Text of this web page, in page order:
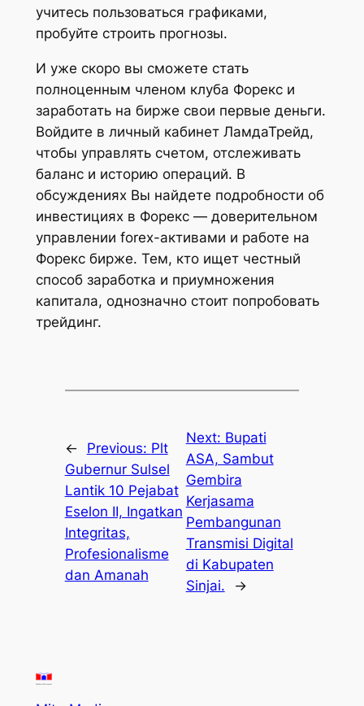
учитесь пользоваться графиками,
пробуйте строить прогнозы.
И уже скоро вы сможете стать
полноценным членом клуба Форекс и
заработать на бирже свои первые деньги.
Войдите в личный кабинет ЛамдаТрейд,
чтобы управлять счетом, отслеживать
баланс и историю операций. В
обсуждениях Вы найдете подробности об
инвестициях в Форекс — доверительном
управлении forex-активами и работе на
Форекс бирже. Тем, кто ищет честный
способ заработка и приумножения
капитала, однозначно стоит попробовать
трейдинг.
← Previous: Plt
Gubernur Sulsel
Lantik 10 Pejabat
Eselon II, Ingatkan
Integritas,
Profesionalisme
dan Amanah
Next: Bupati
ASA, Sambut
Gembira
Kerjasama
Pembangunan
Transmisi Digital
di Kabupaten
Sinjai.
→